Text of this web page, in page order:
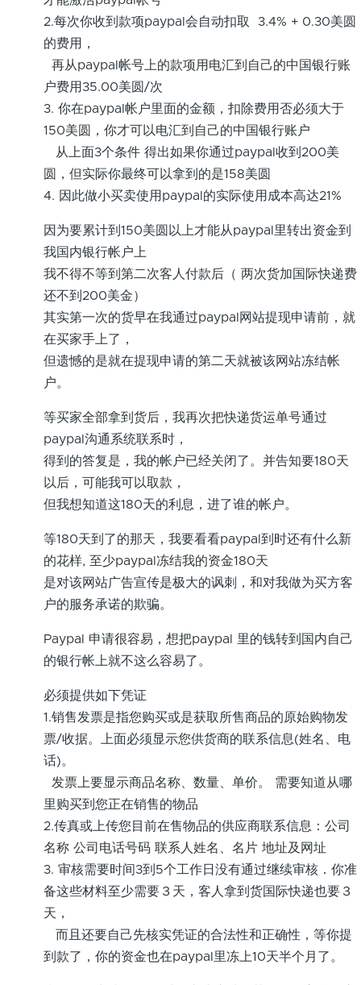
2.每次你收到款项paypal会自动扣取 3.4% + 0.30美圆
的费用，
再从paypal帐号上的款项用电汇到自己的中国银行账
户费用35.00美圆/次
3. 你在paypal帐户里面的金额，扣除费用否必须大于
150美圆，你才可以电汇到自己的中国银行账户
从上面3个条件 得出如果你通过paypal收到200美
圆，但实际你最终可以拿到的是158美圆
4. 因此做小买卖使用paypal的实际使用成本高达21%
因为要累计到150美圆以上才能从paypal里转出资金到
我国内银行帐户上
我不得不等到第二次客人付款后（ 两次货加国际快递费
还不到200美金）
其实第一次的货早在我通过paypal网站提现申请前，就
在买家手上了，
但遗憾的是就在提现申请的第二天就被该网站冻结帐
户。
等买家全部拿到货后，我再次把快递货运单号通过
paypal沟通系统联系时，
得到的答复是，我的帐户已经关闭了。并告知要180天
以后，可能我可以取款，
但我想知道这180天的利息，进了谁的帐户。
等180天到了的那天，我要看看paypal到时还有什么新
的花样, 至少paypal冻结我的资金180天
是对该网站广告宣传是极大的讽刺，和对我做为买方客
户的服务承诺的欺骗。
Paypal 申请很容易，想把paypal 里的钱转到国内自己
的银行帐上就不这么容易了。
必须提供如下凭证
1.销售发票是指您购买或是获取所售商品的原始购物发
票/收据。上面必须显示您供货商的联系信息(姓名、电
话)。
发票上要显示商品名称、数量、单价。 需要知道从哪
里购买到您正在销售的物品
2.传真或上传您目前在售物品的供应商联系信息：公司
名称 公司电话号码 联系人姓名、名片 地址及网址
3. 审核需要时间3到5个工作日没有通过继续审核．你准
备这些材料至少需要３天，客人拿到货国际快递也要３
天，
而且还要自己先核实凭证的合法性和正确性，等你提
到款了，你的资金也在paypal里冻上10天半个月了。